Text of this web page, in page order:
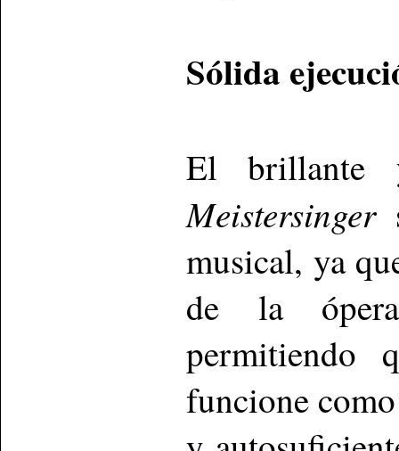
Sólida
El brillante
Meistersinger
musical, ya
de la ópera
permitiendo
funcione